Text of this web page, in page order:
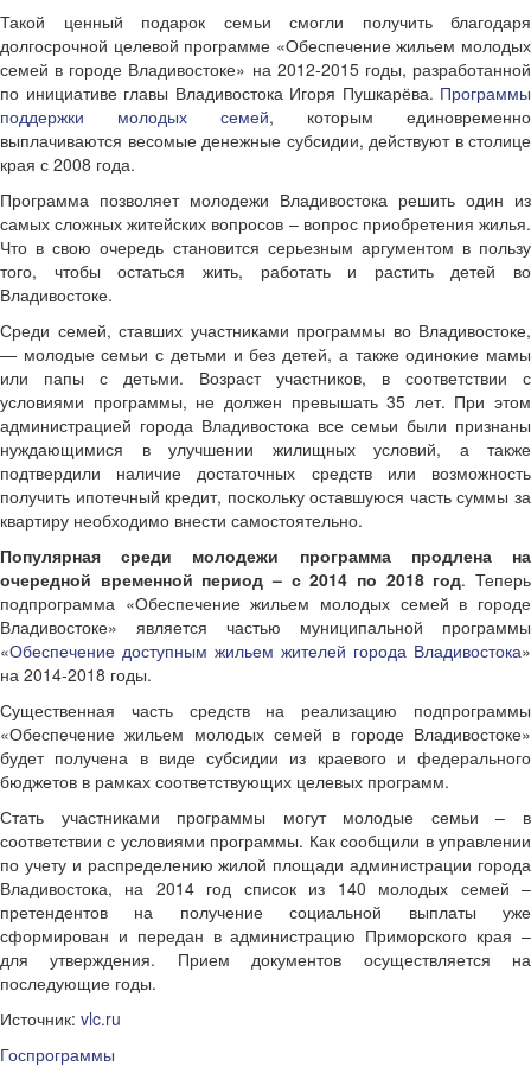
Такой ценный подарок семьи смогли получить благодаря
долгосрочной целевой программе «Обеспечение жильем молодых
семей в городе Владивостоке» на 2012-2015 годы, разработанной
по инициативе главы Владивостока Игоря Пушкарёва. Программы
поддержки молодых семей, которым единовременно
выплачиваются весомые денежные субсидии, действуют в столице
края с 2008 года.
Программа позволяет молодежи Владивостока решить один из
самых сложных житейских вопросов – вопрос приобретения жилья.
Что в свою очередь становится серьезным аргументом в пользу
того, чтобы остаться жить, работать и растить детей во
Владивостоке.
Среди семей, ставших участниками программы во Владивостоке,
— молодые семьи с детьми и без детей, а также одинокие мамы
или папы с детьми. Возраст участников, в соответствии с
условиями программы, не должен превышать 35 лет. При этом
администрацией города Владивостока все семьи были признаны
нуждающимися в улучшении жилищных условий, а также
подтвердили наличие достаточных средств или возможность
получить ипотечный кредит, поскольку оставшуюся часть суммы за
квартиру необходимо внести самостоятельно.
Популярная среди молодежи программа продлена на
очередной временной период – с 2014 по 2018 год. Теперь
подпрограмма «Обеспечение жильем молодых семей в городе
Владивостоке» является частью муниципальной программы
«Обеспечение доступным жильем жителей города Владивостока»
на 2014-2018 годы.
Существенная часть средств на реализацию подпрограммы
«Обеспечение жильем молодых семей в городе Владивостоке»
будет получена в виде субсидии из краевого и федерального
бюджетов в рамках соответствующих целевых программ.
Стать участниками программы могут молодые семьи – в
соответствии с условиями программы. Как сообщили в управлении
по учету и распределению жилой площади администрации города
Владивостока, на 2014 год список из 140 молодых семей –
претендентов на получение социальной выплаты уже
сформирован и передан в администрацию Приморского края –
для утверждения. Прием документов осуществляется на
последующие годы.
Источник: vlc.ru
Госпрограммы